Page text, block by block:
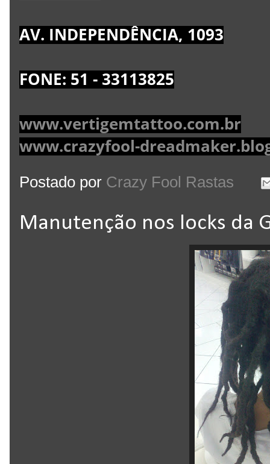
AV. INDEPENDÊNCIA, 1093
FONE: 51 - 33113825
www.vertigemtattoo.com.br
www.crazyfool-
Postado por Crazy Fool Rastas
Manutenção nos locks da